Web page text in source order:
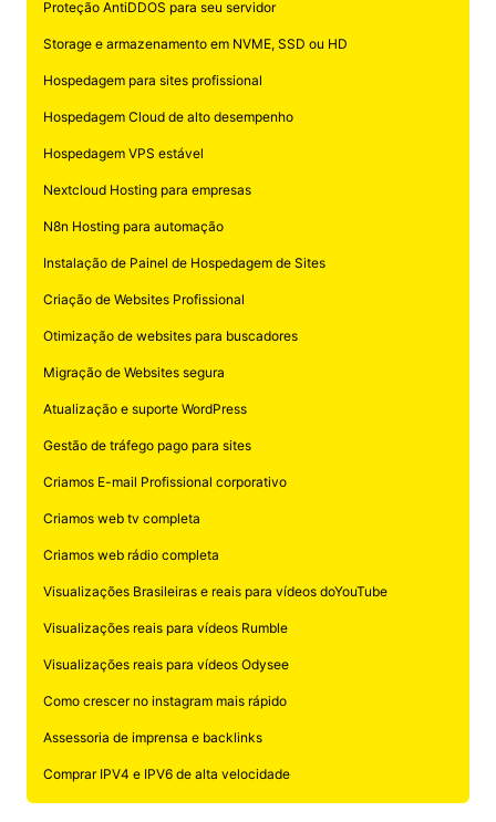
Proteção AntiDDOS para seu servidor
Storage e armazenamento em NVME, SSD ou HD
Hospedagem para sites profissional
Hospedagem Cloud de alto desempenho
Hospedagem VPS estável
Nextcloud Hosting para empresas
N8n Hosting para automação
Instalação de Painel de Hospedagem de Sites
Criação de Websites Profissional
Otimização de websites para buscadores
Migração de Websites segura
Atualização e suporte WordPress
Gestão de tráfego pago para sites
Criamos E-mail Profissional corporativo
Criamos web tv completa
Criamos web rádio completa
Visualizações Brasileiras e reais para vídeos doYouTube
Visualizações reais para vídeos Rumble
Visualizações reais para vídeos Odysee
Como crescer no instagram mais rápido
Assessoria de imprensa e backlinks
Comprar IPV4 e IPV6 de alta velocidade